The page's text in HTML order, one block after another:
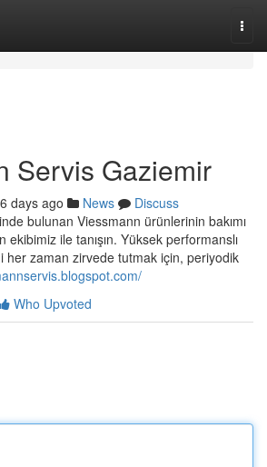
Servis Gaziemir
days ago News
Discuss
bulunan Viessmann ürünlerinin bakımı
ile tanışın. Yüksek performanslı
her zaman zirvede tutmak için, periyodik
Who Upvoted